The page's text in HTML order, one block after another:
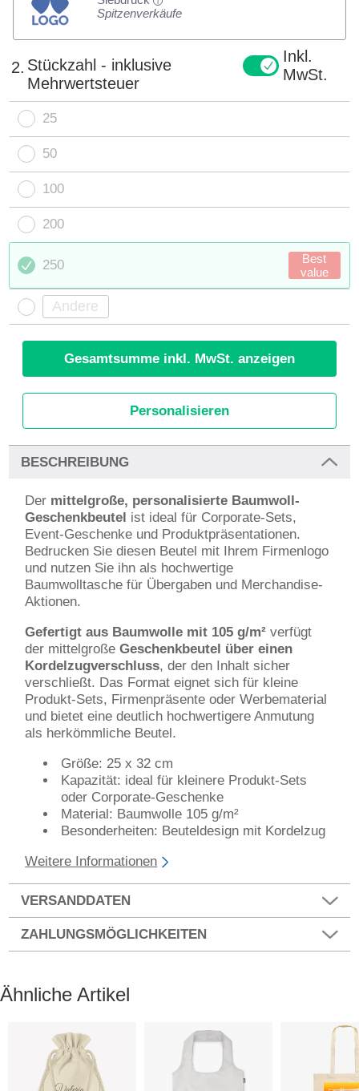
Spitzenverkäufe
2. Stückzahl - inklusive
Mehrwertsteuer
Inkl.
MwSt.
25
50
100
200
250
Best
value
Gesamtsumme inkl. MwSt. anzeigen
Personalisieren
BESCHREIBUNG
Der mittelgroße, personalisierte Baumwoll-
Geschenkbeutel ist ideal für Corporate-Sets,
Event-Geschenke und Produktpräsentationen.
Bedrucken Sie diesen Beutel mit Ihrem Firmenlogo
und nutzen Sie ihn als hochwertige
Baumwolltasche für Übergaben und Merchandise-
Aktionen.
Gefertigt aus Baumwolle mit 105 g/m² verfügt
der mittelgroßeGeschenkbeutel über einen
Kordelzugverschluss, der den Inhalt sicher
verschließt. Das Format eignet sich für kleine
Produkt-Sets, Firmenpräsente oder Werbematerial
und bietet eine deutlich hochwertigere Anmutung
als herkömmliche Beutel.
Größe: 25 x 32 cm
Kapazität: ideal für kleinere Produkt-Sets
oder Corporate-Geschenke
Material: Baumwolle 105 g/m²
Besonderheiten: Beuteldesign mit Kordelzug
Weitere Informationen
VERSANDDATEN
ZAHLUNGSMÖGLICHKEITEN
Ähnliche Artikel